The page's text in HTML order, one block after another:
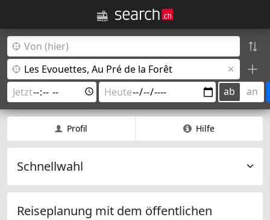
ab an
Profil Hilfe
Schnellwahl
Reiseplanung mit dem öffentlichen